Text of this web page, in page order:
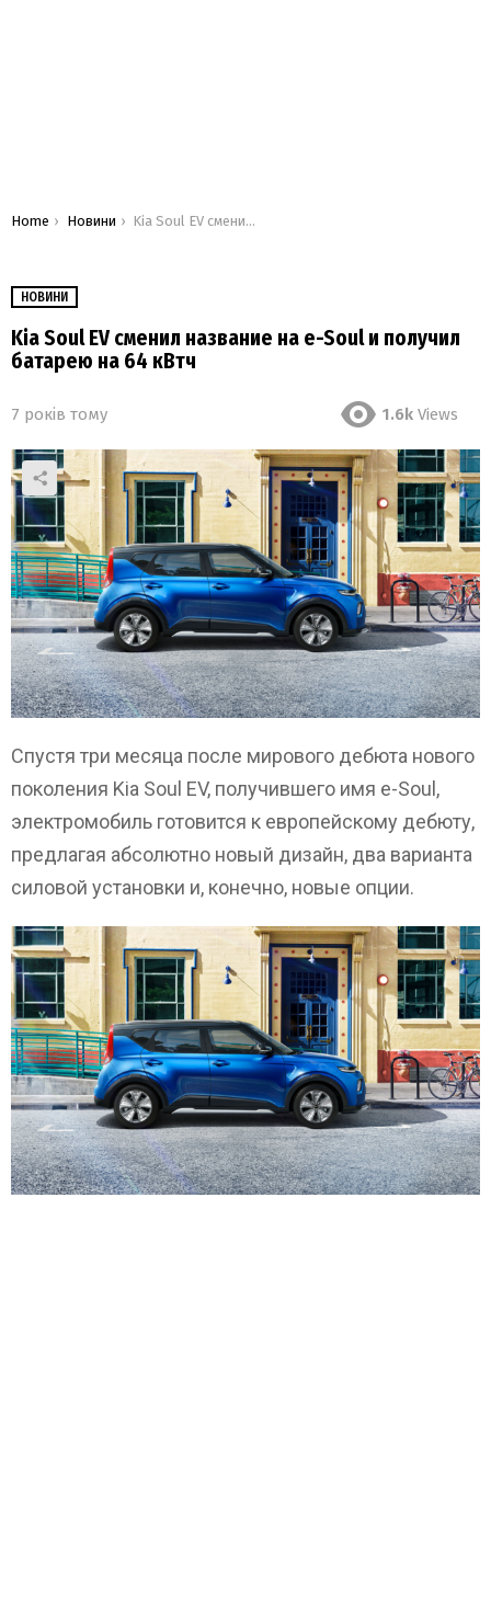
You are here:
Home Новини Kia Soul EV сменил название на e-Soul и получил батарею на 64 кВтч
НОВИНИ
Kia Soul EV сменил название на e-Soul и получил
батарею на 64 кВтч
7 років тому 1.6k Views
Спустя три месяца после мирового дебюта нового
поколения Kia Soul EV, получившего имя e-Soul,
электромобиль готовится к европейскому дебюту,
предлагая абсолютно новый дизайн, два варианта
силовой установки и, конечно, новые опции.